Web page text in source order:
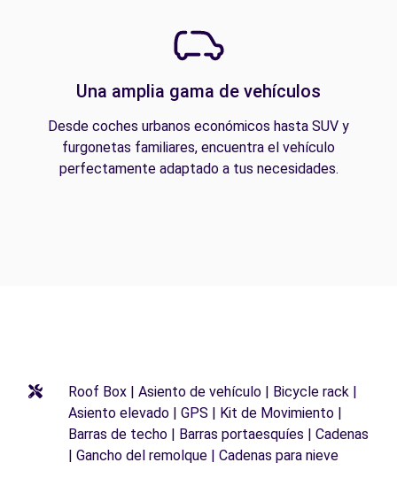
Una amplia gama de vehículos
Desde coches urbanos económicos hasta SUV y
furgonetas familiares, encuentra el vehículo
perfectamente adaptado a tus necesidades.
Roof Box | Asiento de vehículo | Bicycle rack |
Asiento elevado | GPS | Kit de Movimiento |
Barras de techo | Barras portaesquíes | Cadenas
| Gancho del remolque | Cadenas para nieve